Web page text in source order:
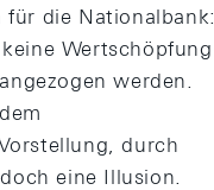
für die Nationalbank:
Wertschöpfung
werden.
durch
eine Illusion.